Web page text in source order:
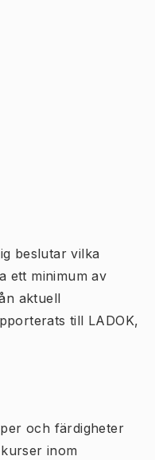
beslutar vilka
ett minimum av
aktuell
till LADOK,
och färdigheter
inom